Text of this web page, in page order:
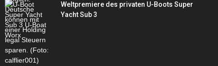
Weltpremiere des privaten U-Boots Super
Yacht Sub 3